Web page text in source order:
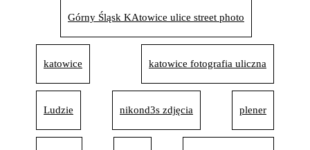
Górny Śląsk KAtowice ulice street photo
katowice katowice fotografia uliczna
Ludzie nikond3s zdjęcia plener